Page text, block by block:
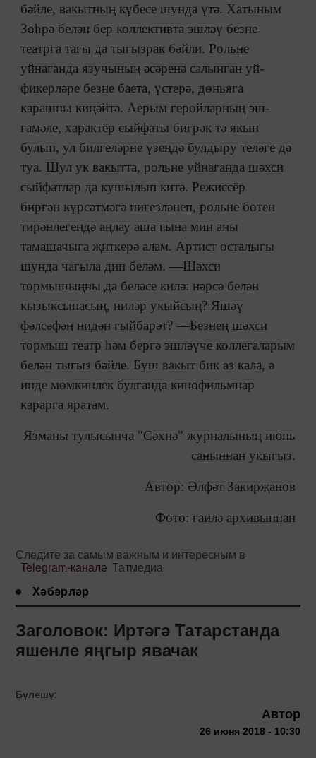
бәйле, вакытның күбесе шунда үтә. Хатыным
Зөһрә белән бер коллективта эшләү безне
театрга тагы да тыгызрак бәйли. Рольне
уйнаганда язучының әсәренә салынган уй-
фикерләре безне баета, үстерә, дөньяга
карашны киңәйтә. Аерым геройларның эш-
гамәле, характёр сыйфаты бигрәк тә якын
булып, ул билгеләрне үзеңдә булдыру теләге дә
туа. Шул ук вакытта, рольне уйнаганда шәхси
сыйфатлар да кушылып китә. Режиссёр
биргән күрсәтмәгә нигезләнеп, рольне бөтен
тирәнлегендә аңлау аша гына мин аны
тамашачыга җиткерә алам. Артист осталыгы
шунда чагыла дип беләм. —Шәхси
тормышыңны да беләсе килә: нәрсә белән
кызыксынасың, ниләр укыйсың? Яшәү
фәлсәфәң нидән гыйбарәт? —Безнең шәхси
тормыш театр һәм бергә эшләүче коллегаларым
белән тыгыз бәйле. Буш вакыт бик аз кала, ә
инде мөмкинлек булганда кинофильмнар
карарга яратам.
Язманы тулысынча "Сәхнә" журналының июнь
саныннан укыгыз.
Автор: Әлфәт Закирҗанов
Фото: гаилә архивыннан
Следите за самым важным и интересным в
Telegram-канале Татмедиа
Хәбәрләр
Заголовок: Иртәгә Татарстанда
яшенле яңгыр явачак
Бүлешү:
Автор
26 июня 2018 - 10:30